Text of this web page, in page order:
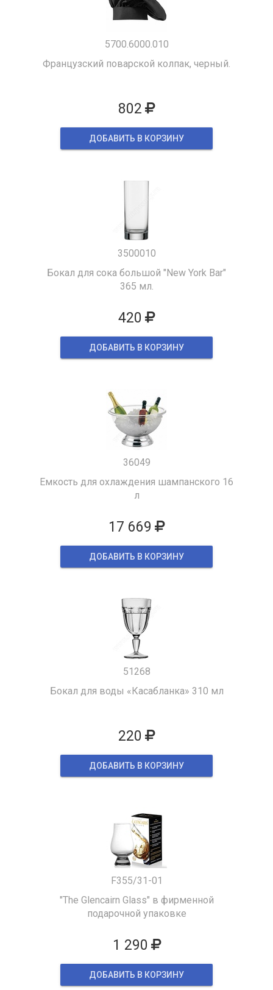
5700.6000.010
Французский поварской колпак, черный.
802
ДОБАВИТЬ В КОРЗИНУ
3500010
Бокал для сока большой "New York Bar"
365 мл.
420
ДОБАВИТЬ В КОРЗИНУ
36049
Емкость для охлаждения шампанского 16
л
17 669
ДОБАВИТЬ В КОРЗИНУ
51268
Бокал для воды «Касабланка» 310 мл
220
ДОБАВИТЬ В КОРЗИНУ
F355/31-01
"The Glencairn Glass" в фирменной
подарочной упаковке
1 290
ДОБАВИТЬ В КОРЗИНУ